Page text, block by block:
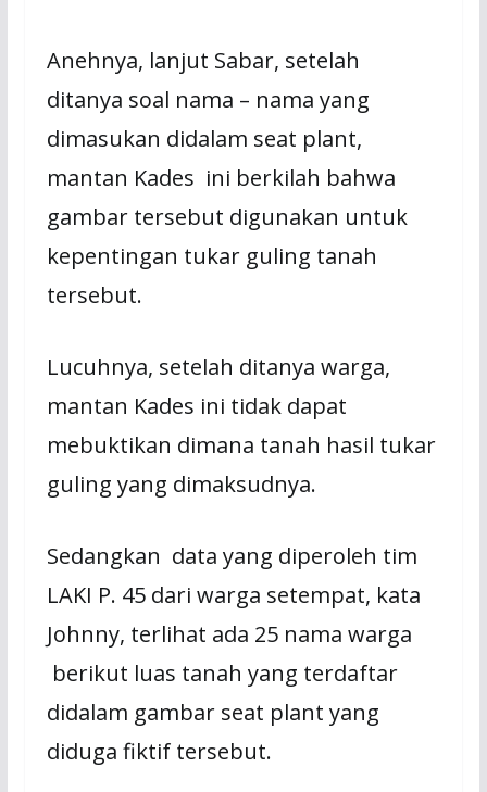
Anehnya, lanjut Sabar, setelah
ditanya soal nama – nama yang
dimasukan didalam seat plant,
mantan Kades ini berkilah bahwa
gambar tersebut digunakan untuk
kepentingan tukar guling tanah
tersebut.
Lucuhnya, setelah ditanya warga,
mantan Kades ini tidak dapat
mebuktikan dimana tanah hasil tukar
guling yang dimaksudnya.
Sedangkan data yang diperoleh tim
LAKI P. 45 dari warga setempat, kata
Johnny, terlihat ada 25 nama warga
berikut luas tanah yang terdaftar
didalam gambar seat plant yang
diduga fiktif tersebut.